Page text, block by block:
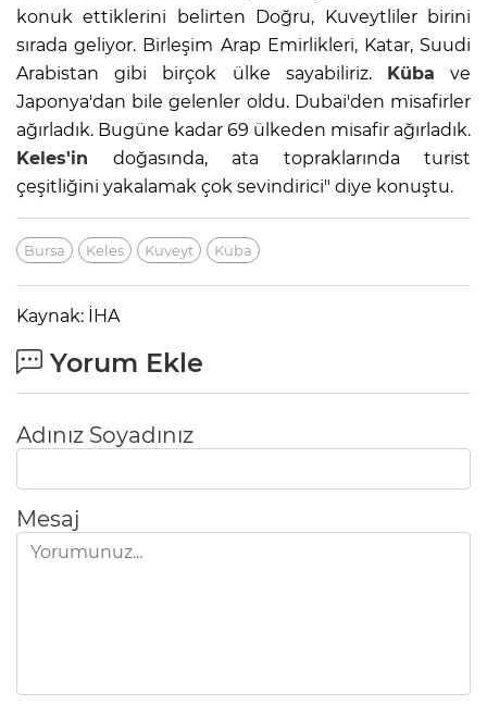
konuk ettiklerini belirten Doğru, Kuveytliler birini
sırada geliyor. Birleşim Arap Emirlikleri, Katar, Suudi
Arabistan gibi birçok ülke sayabiliriz. Küba ve
Japonya'dan bile gelenler oldu. Dubai'den misafirler
ağırladık. Bugüne kadar 69 ülkeden misafir ağırladık.
Keles'in doğasında, ata topraklarında turist
çeşitliğini yakalamak çok sevindirici" diye konuştu.
Bursa Keles Kuveyt Küba
Kaynak: İHA
Yorum Ekle
Adınız Soyadınız
Mesaj